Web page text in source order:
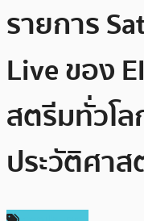
รายการ
Live ของ
สตรีมทั่วโล
ประวัติศาส